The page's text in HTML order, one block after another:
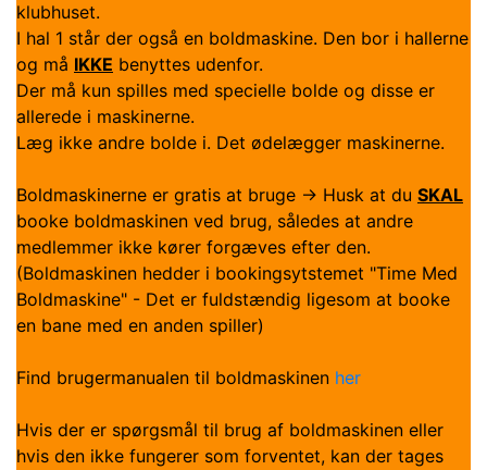
klubhuset.
I hal 1 står der også en boldmaskine. Den bor i hallerne
og må IKKE benyttes udenfor.
Der må kun spilles med specielle bolde og disse er
allerede i maskinerne.
Læg ikke andre bolde i. Det ødelægger maskinerne.
Boldmaskinerne er gratis at bruge -> Husk at du SKAL
booke boldmaskinen ved brug, således at andre
medlemmer ikke kører forgæves efter den.
(Boldmaskinen hedder i bookingsytstemet "Time Med
Boldmaskine" - Det er fuldstændig ligesom at booke
en bane med en anden spiller)
Find brugermanualen til boldmaskinen her
Hvis der er spørgsmål til brug af boldmaskinen eller
hvis den ikke fungerer som forventet, kan der tages